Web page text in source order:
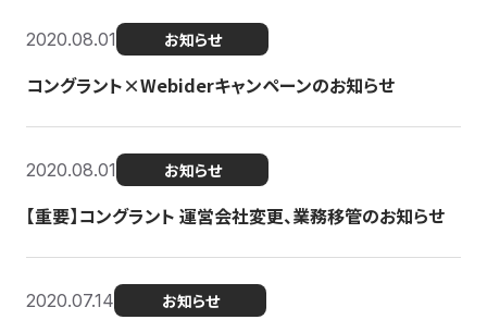
2020.08.01 お知らせ
コングラント×Webiderキャンペーンのお知らせ
2020.08.01 お知らせ
【重要】コングラント 運営会社変更、業務移管のお知らせ
2020.07.14 お知らせ